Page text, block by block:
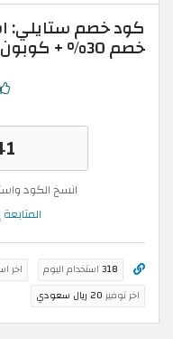
خصم 30% + كوبون إضافي
انسخ الكود
318 استخدام اليوم اخر
اخر توفير 20 ريال سعودي